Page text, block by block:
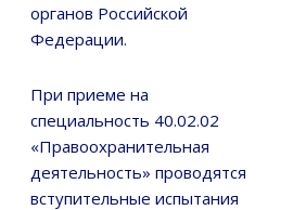
органов Российской
Федерации.
При приеме на
специальность 40.02.02
«Правоохранительная
деятельность» проводятся
вступительные испытания